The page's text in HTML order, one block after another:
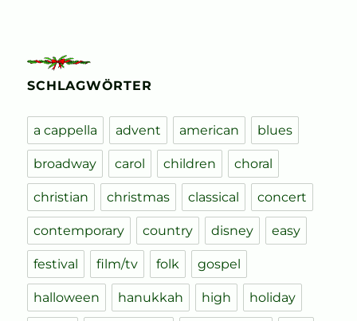
SCHLAGWÖRTER
a cappella advent american blues
broadway carol children choral
christian christmas classical concert
contemporary country disney easy
festival film/tv folk gospel
halloween hanukkah high holiday